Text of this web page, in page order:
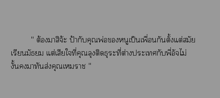
" ต้องมาสิจ้ะ ป้ากับคุณพ่อหนูเป็นเพื่อนกันตั้งแต่สมัย
เรียนมัธยม แต่เสียใที่คุณลุงติดธุระที่ต่างะเกับพี่อัจไม่
งั้นมาทันส่งคุณเา "